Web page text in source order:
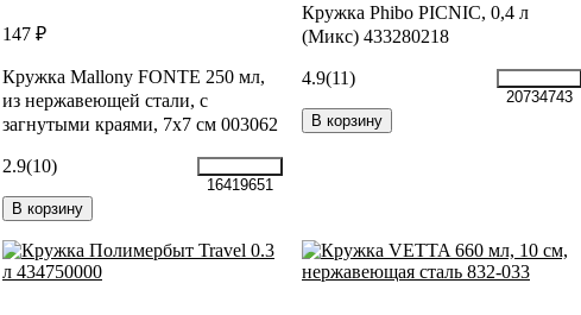
147 ₽
Кружка Mallony FONTE 250 мл,
из нержавеющей стали, с
загнутыми краями, 7х7 см 003062
2.9(10)
16419651
В корзину
Кружка Phibo PICNIC, 0,4 л
(Микс) 433280218
4.9(11)
20734743
В корзину